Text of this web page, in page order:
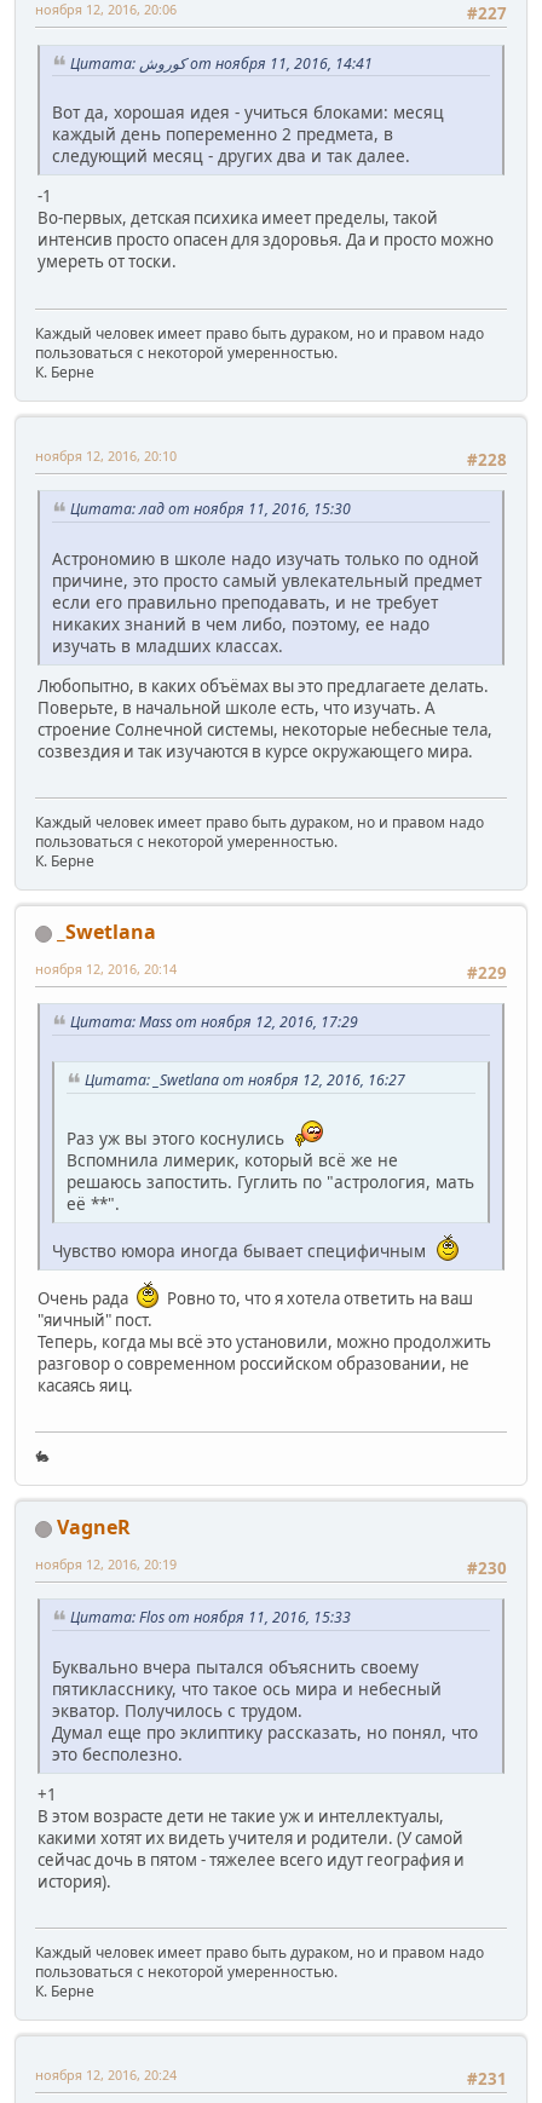
#227
ноября 12, 2016, 20:06
Цитата: کوروش от ноября 11, 2016, 14:41
Вот да, хорошая идея - учиться блоками: месяц
каждый день попеременно 2 предмета, в
следующий месяц - других два и так далее.
-1
Во-первых, детская психика имеет пределы, такой
интенсив просто опасен для здоровья. Да и просто можно
умереть от тоски.
Каждый человек имеет право быть дураком, но и правом надо
пользоваться с некоторой умеренностью.
К. Берне
#228
ноября 12, 2016, 20:10
Цитата: лад от ноября 11, 2016, 15:30
Астрономию в школе надо изучать только по одной
причине, это просто самый увлекательный предмет
если его правильно преподавать, и не требует
никаких знаний в чем либо, поэтому, ее надо
изучать в младших классах.
Любопытно, в каких объёмах вы это предлагаете делать.
Поверьте, в начальной школе есть, что изучать. А
строение Солнечной системы, некоторые небесные тела,
созвездия и так изучаются в курсе окружающего мира.
Каждый человек имеет право быть дураком, но и правом надо
пользоваться с некоторой умеренностью.
К. Берне
_Swetlana
#229
ноября 12, 2016, 20:14
Цитата: Mass от ноября 12, 2016, 17:29
Цитата: _Swetlana от ноября 12, 2016, 16:27
Раз уж вы этого коснулись
Вспомнила лимерик, который всё же не
решаюсь запостить. Гуглить по "астрология, мать
её **".
Чувство юмора иногда бывает специфичным
Очень рада
Ровно то, что я хотела ответить на ваш
"яичный" пост.
Теперь, когда мы всё это установили, можно продолжить
разговор о современном российском образовании, не
касаясь яиц.
🐇
VagneR
#230
ноября 12, 2016, 20:19
Цитата: Flos от ноября 11, 2016, 15:33
Буквально вчера пытался объяснить своему
пятикласснику, что такое ось мира и небесный
экватор. Получилось с трудом.
Думал еще про эклиптику рассказать, но понял, что
это бесполезно.
+1
В этом возрасте дети не такие уж и интеллектуалы,
какими хотят их видеть учителя и родители. (У самой
сейчас дочь в пятом - тяжелее всего идут география и
история).
Каждый человек имеет право быть дураком, но и правом надо
пользоваться с некоторой умеренностью.
К. Берне
#231
ноября 12, 2016, 20:24